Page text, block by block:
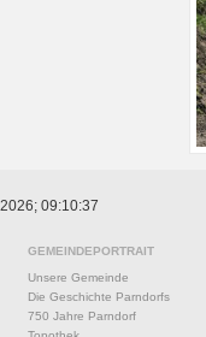
09:10:37
GEMEINDEPORTRAIT
Unsere Gemeinde
Die Geschichte Parndorfs
750 Jahre Parndorf